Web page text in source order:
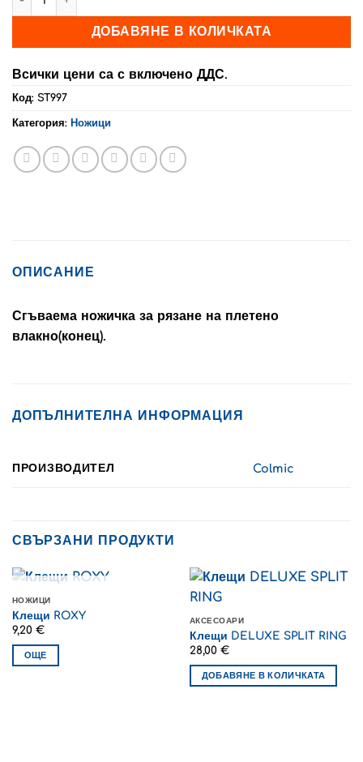
ДОБАВЯНЕ В КОЛИЧКАТА
Всички цени са с включено ДДС.
Код: ST997
Категория: Ножици
ОПИСАНИЕ
Сгъваема ножичка за рязане на плетено
влакно(конец).
ДОПЪЛНИТЕЛНА ИНФОРМАЦИЯ
ПРОИЗВОДИТЕЛ Colmic
СВЪРЗАНИ ПРОДУКТИ
НОЖИЦИ
Клещи ROXY
9,20 €
ОЩЕ
АКСЕСОАРИ
Клещи DELUXE SPLIT RING
28,00 €
ДОБАВЯНЕ В КОЛИЧКАТА